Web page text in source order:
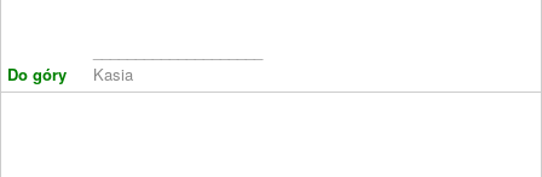
Do góry
Kasia